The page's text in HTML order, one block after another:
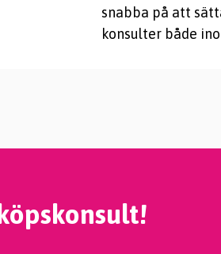
snabba på att
konsulter både